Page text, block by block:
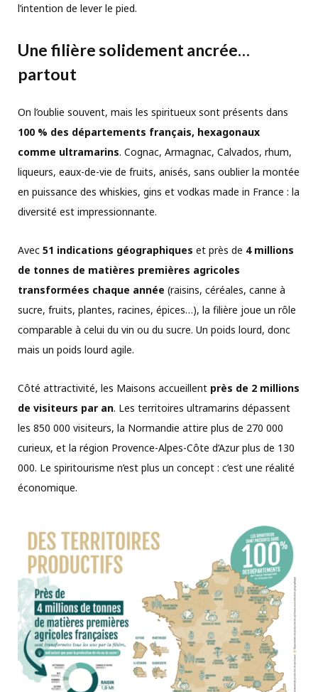
l’intention de lever le pied.
Une filière solidement ancrée…
partout
On l’oublie souvent, mais les spiritueux sont présents dans
100 % des départements français, hexagonaux
comme ultramarins. Cognac, Armagnac, Calvados, rhum,
liqueurs, eaux-de-vie de fruits, anisés, sans oublier la montée
en puissance des whiskies, gins et vodkas made in France : la
diversité est impressionnante.
Avec 51 indications géographiques et près de 4 millions
de tonnes de matières premières agricoles
transformées chaque année (raisins, céréales, canne à
sucre, fruits, plantes, racines, épices…), la filière joue un rôle
comparable à celui du vin ou du sucre. Un poids lourd, donc
mais un poids lourd agile.
Côté attractivité, les Maisons accueillent près de 2 millions
de visiteurs par an. Les territoires ultramarins dépassent
les 850 000 visiteurs, la Normandie attire plus de 270 000
curieux, et la région Provence-Alpes-Côte d’Azur plus de 130
000. Le spiritourisme n’est plus un concept : c’est une réalité
économique.